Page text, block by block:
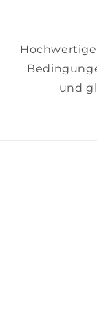
und